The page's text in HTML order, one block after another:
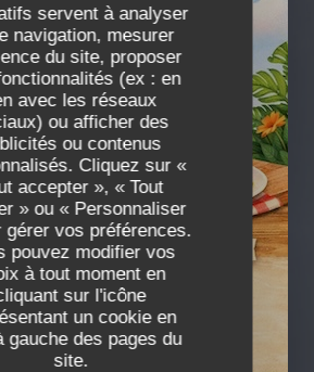
servent à analyser
navigation, mesurer
du site, proposer
(ex : en
avec les réseaux
ou afficher des
ou contenus
Cliquez sur «
accepter », « Tout
» ou « Personnaliser
gérer vos préférences.
pouvez modifier vos
à tout moment en
sur l'icône
un cookie en
gauche des pages du
site.
d'Arthur
LA TABLE D'ARTHUR -
BEREGOVOY 08000
MÉZIÈRES
Table d'Arthur